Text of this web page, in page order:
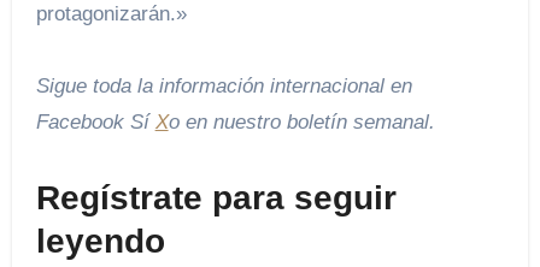
protagonizarán.»
Sigue toda la información internacional en
FacebookSí Xo en nuestro boletín semanal.
Regístrate para seguir
leyendo